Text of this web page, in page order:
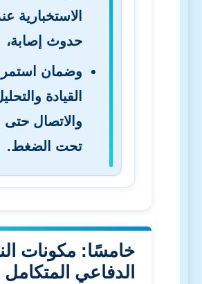
الاستخبارية
حدوث إصابة،
وضمان
القيادة
والاتصال حتى
تحت الضغط.
خامسًا: مكونات
الدفاعي المتكامل